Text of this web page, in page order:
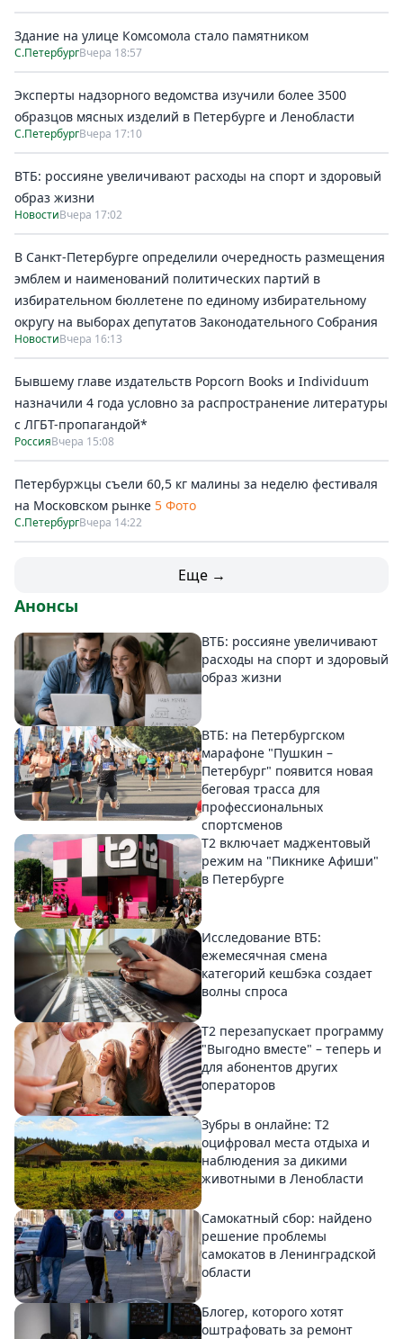
Здание на улице Комсомола стало памятником
С.ПетербургВчера 18:57
Эксперты надзорного ведомства изучили более 3500
образцов мясных изделий в Петербурге и Ленобласти
С.ПетербургВчера 17:10
ВТБ: россияне увеличивают расходы на спорт и здоровый
образ жизни
НовостиВчера 17:02
В Санкт-Петербурге определили очередность размещения
эмблем и наименований политических партий в
избирательном бюллетене по единому избирательному
округу на выборах депутатов Законодательного Собрания
НовостиВчера 16:13
Бывшему главе издательств Popcorn Books и Individuum
назначили 4 года условно за распространение литературы
с ЛГБТ-пропагандой*
РоссияВчера 15:08
Петербуржцы съели 60,5 кг малины за неделю фестиваля
на Московском рынке 5 Фото
С.ПетербургВчера 14:22
Еще →
Анонсы
ВТБ: россияне увеличивают
расходы на спорт и здоровый
образ жизни
ВТБ: на Петербургском
марафоне "Пушкин –
Петербург" появится новая
беговая трасса для
профессиональных
спортсменов
Т2 включает маджентовый
режим на "Пикнике Афиши"
в Петербурге
Исследование ВТБ:
ежемесячная смена
категорий кешбэка создает
волны спроса
Т2 перезапускает программу
"Выгодно вместе" – теперь и
для абонентов других
операторов
Зубры в онлайне: Т2
оцифровал места отдыха и
наблюдения за дикими
животными в Ленобласти
Самокатный сбор: найдено
решение проблемы
самокатов в Ленинградской
области
Блогер, которого хотят
оштрафовать за ремонт